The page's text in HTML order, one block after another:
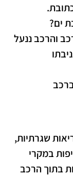
ים?
והרכב ננעל
שגרתיות,
במקרי
בתוך הרכב